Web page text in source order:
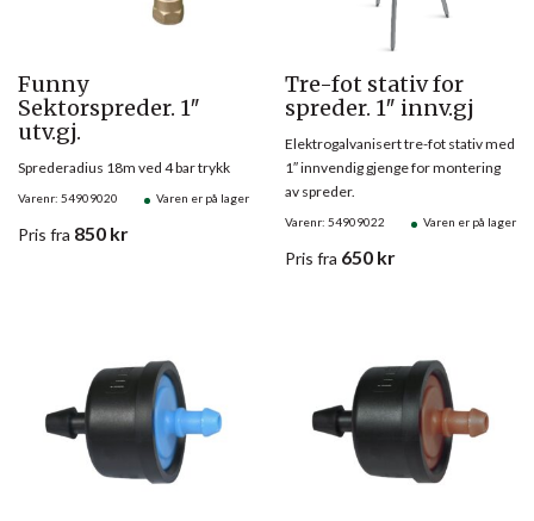
Funny
Sektorspreder. 1″
utv.gj.
Varenr: 54909020 Varen er på lager
Sprederadius 18m ved 4 bar trykk
Pris fra 850 kr
Tre-fot stativ for
spreder. 1″ innv.gj
Varenr: 54909022 Varen er på lager
Elektrogalvanisert tre-fot stativ med
1″ innvendig gjenge for montering
av spreder.
Pris fra 650 kr